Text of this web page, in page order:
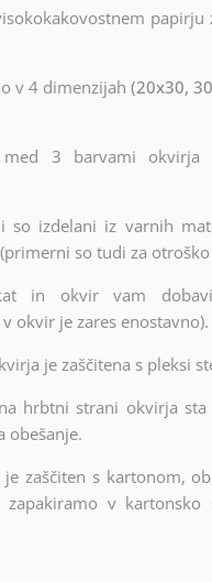
papirju
v 4 dimenzijah(20x30,
3 barvami okvirja
so izdelani iz varnih
so tudi za otroško
in okvir vam
okvir je zares enostavno).
je zaščitena s pleksi
hrbtni strani okvirja sta
obešanje.
zaščiten s kartonom,
v